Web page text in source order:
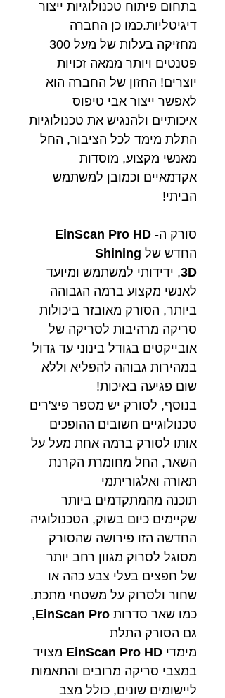
בתחום פיתוח טכנולוגיות ייצור
דיגיטליות.כמו כן החברה
מחזיקה בעלות של מעל 300
פטנטים ויותר ממאה זכויות
יוצרים! החזון של החברה הוא
לאפשר ייצור אבי טיפוס
איכותיים ולהנגיש את טכנולוגיות
התלת מימד לכל הציבור, החל
מאנשי מקצוע, מוסדות
אקדמאיים וכמובן למשתמש
הביתי!
סורק ה- EinScan Pro HD
החדש של Shining
3D, ידידותי למשתמש ומיועד
לאנשי מקצוע ברמה הגבוהה
ביותר, הסורק מאובזר ביכולות
סריקה מרהיבות לסריקה של
אובייקטים בגודל בינוני עד גדול
במהירות גבוהה להפליא וללא
שום פגיעה באיכות!
בנוסף, לסורק יש מספר פיצ'רים
טכנולוגיים חשובים ההופכים
אותו לסורק ברמה אחת מעל על
השאר, החל מחומרת הקרנת
תאורה ואלגוריתמי
תוכנה מהמתקדמים ביותר
שקיימים כיום בשוק, הטכנולוגיה
החדשה הזו פירושה שהסורק
מסוגל לסרוק מגוון רחב יותר
של חפצים בעלי צבע כהה או
שחור ולסרוק על משטחי מתכת.
כמו שאר סדרות EinScan Pro
,
גם הסורק התלת
מימדי EinScan Pro HD מצויד
במצבי סריקה מרובים והתאמות
ליישומים שונים, כולל מצב